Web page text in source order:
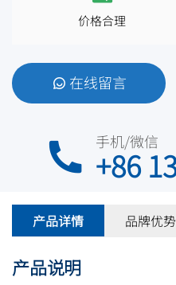
价格合理
在线留言
手机/微信
+86
产品详情 品牌优势
产品说明